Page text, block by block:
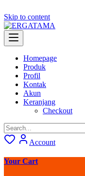
Skip to content
Homepage
Produk
Profil
Kontak
Akun
Keranjang
Checkout
Account
Your Cart